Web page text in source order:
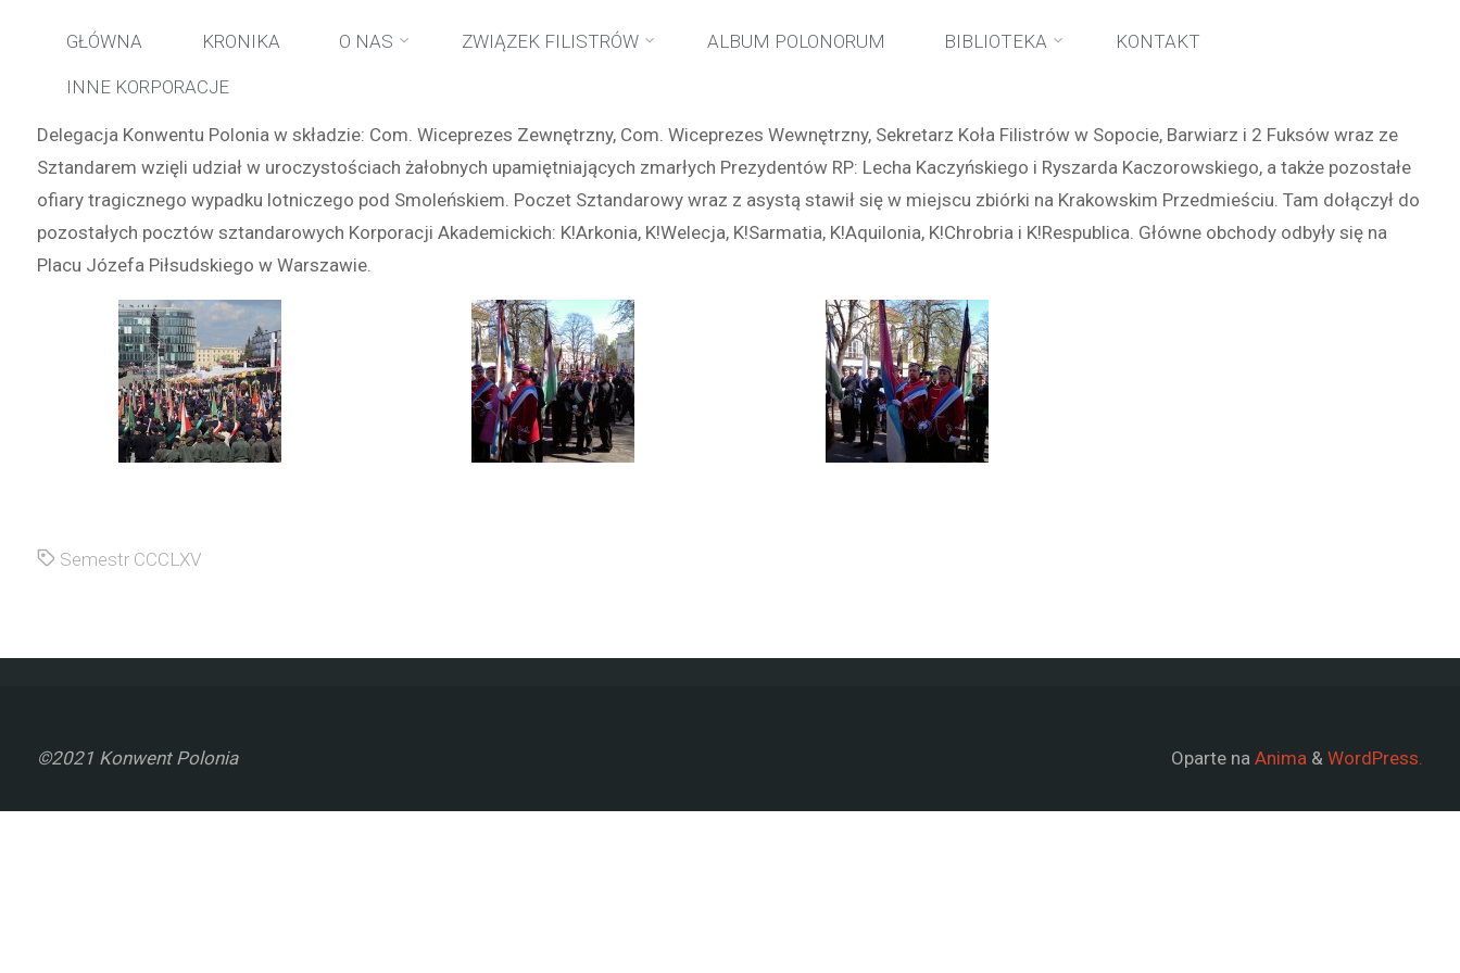
Przejdź
do
treści
GŁÓWNA KRONIKA O NAS ZWIĄZEK FILISTRÓW ALBUM POLONORUM BIBLIOTEKA KONTAKT
INNE KORPORACJE
główna
Delegacja Konwentu Polonia w składzie: Com. Wiceprezes Zewnętrzny, Com. Wiceprezes Wewnętrzny, Sekretarz Koła Filistrów w Sopocie, Barwiarz i 2 Fuksów wraz ze
Sztandarem wzięli udział w uroczystościach żałobnych upamiętniających zmarłych Prezydentów RP: Lecha Kaczyńskiego i Ryszarda Kaczorowskiego, a także pozostałe
ofiary tragicznego wypadku lotniczego pod Smoleńskiem. Poczet Sztandarowy wraz z asystą stawił się w miejscu zbiórki na Krakowskim Przedmieściu. Tam dołączył do
pozostałych pocztów sztandarowych Korporacji Akademickich: K!Arkonia, K!Welecja, K!Sarmatia, K!Aquilonia, K!Chrobria i K!Respublica. Główne obchody odbyły się na
Placu Józefa Piłsudskiego w Warszawie.
Semestr CCCLXV
©2021 Konwent Polonia Oparte na Anima & WordPress.